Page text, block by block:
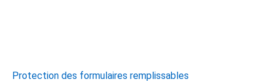
Protection des formulaires remplissables